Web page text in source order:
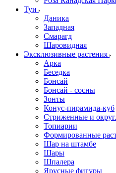
Туи
Даника
Западная
Смарагд
Шаровидная
Эксклюзивные растения
Арка
Беседка
Бонсай
Бонсай - сосны
Зонты
Конус-пирамида-куб
Стриженные и
Топиарии
Формированные
Шар на штамбе
Шары
Шпалера
Ярусные фигуры